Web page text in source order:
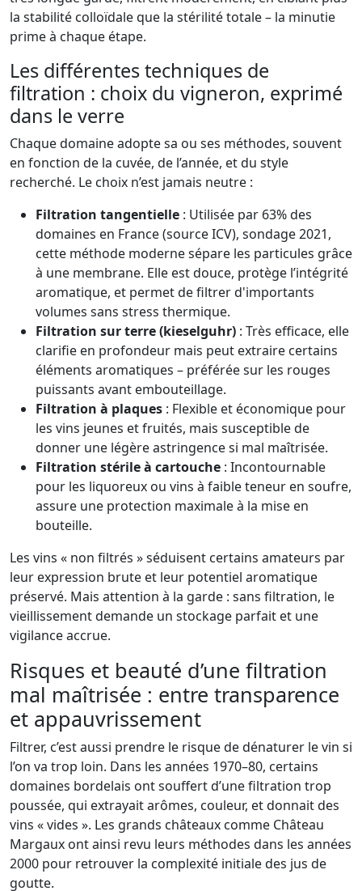
la stabilité colloïdale que la stérilité totale – la minutie
prime à chaque étape.
Les différentes techniques de
filtration : choix du vigneron, exprimé
dans le verre
Chaque domaine adopte sa ou ses méthodes, souvent
en fonction de la cuvée, de l’année, et du style
recherché. Le choix n’est jamais neutre :
Filtration tangentielle : Utilisée par 63% des
domaines en France (source ICV), sondage 2021,
cette méthode moderne sépare les particules grâce
à une membrane. Elle est douce, protège l’intégrité
aromatique, et permet de filtrer d'importants
volumes sans stress thermique.
Filtration sur terre (kieselguhr) : Très efficace, elle
clarifie en profondeur mais peut extraire certains
éléments aromatiques – préférée sur les rouges
puissants avant embouteillage.
Filtration à plaques : Flexible et économique pour
les vins jeunes et fruités, mais susceptible de
donner une légère astringence si mal maîtrisée.
Filtration stérile à cartouche : Incontournable
pour les liquoreux ou vins à faible teneur en soufre,
assure une protection maximale à la mise en
bouteille.
Les vins « non filtrés » séduisent certains amateurs par
leur expression brute et leur potentiel aromatique
préservé. Mais attention à la garde : sans filtration, le
vieillissement demande un stockage parfait et une
vigilance accrue.
Risques et beauté d’une filtration
mal maîtrisée : entre transparence
et appauvrissement
Filtrer, c’est aussi prendre le risque de dénaturer le vin si
l’on va trop loin. Dans les années 1970–80, certains
domaines bordelais ont souffert d’une filtration trop
poussée, qui extrayait arômes, couleur, et donnait des
vins « vides ». Les grands châteaux comme Château
Margaux ont ainsi revu leurs méthodes dans les années
2000 pour retrouver la complexité initiale des jus de
goutte.